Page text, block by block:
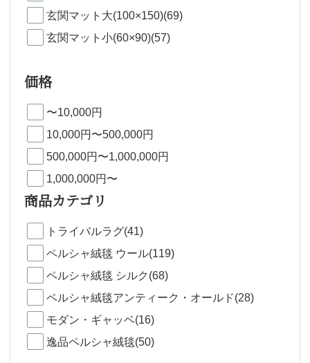
玄関マット大(100×150)(69)
玄関マット小(60×90)(57)
価格
〜10,000円
10,000円〜500,000円
500,000円〜1,000,000円
1,000,000円〜
商品カテゴリ
トライバルラグ(41)
ペルシャ絨毯 ウール(119)
ペルシャ絨毯 シルク(68)
ペルシャ絨毯アンティーク・オールド(28)
モダン・ギャッベ(16)
逸品ペルシャ絨毯(50)